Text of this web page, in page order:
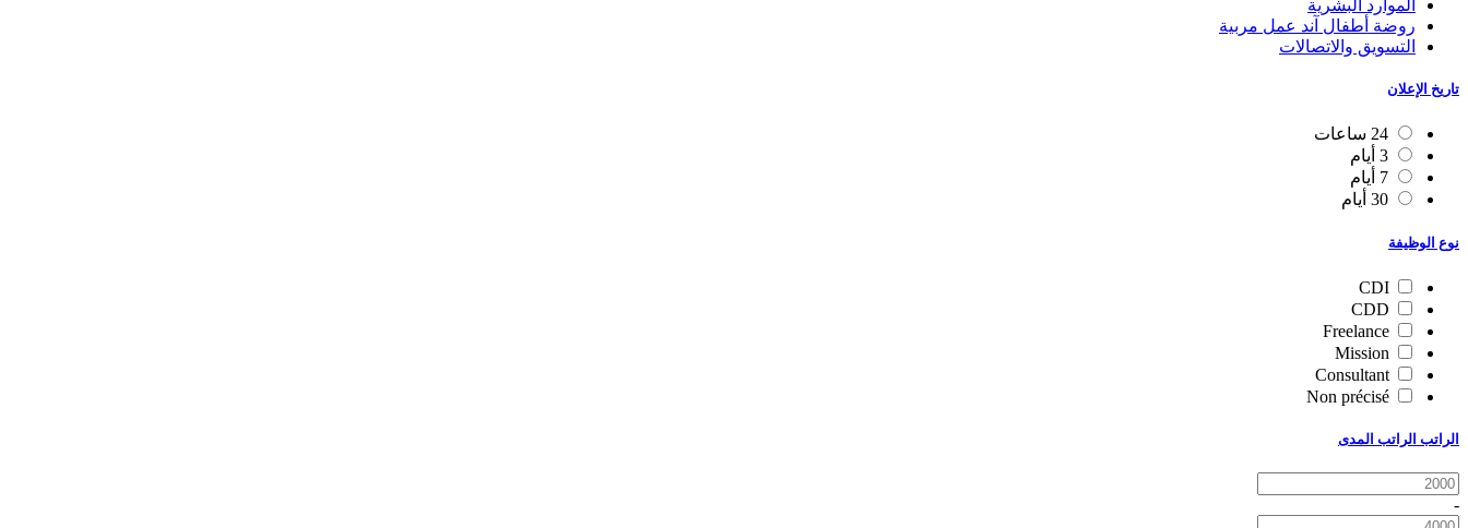
الموارد البشرية
روضة أطفال آند عمل مربية
التسويق والاتصالات
تاريخ الإعلان
24 ساعات
3 أيام
7 أيام
30 أيام
نوع الوظيفة
CDI
CDD
Freelance
Mission
Consultant
Non précisé
الراتب الراتب المدى
-